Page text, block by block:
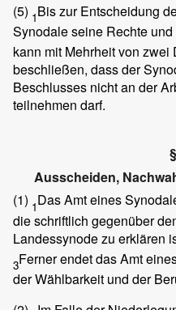
(5) 1Bis zur Entscheidung
Synodale seine Rechte
kann mit Mehrheit von
beschließen, dass der
Beschlusses nicht an der
teilnehmen darf.
Ausscheiden,
(1) 1Das Amt eines
die schriftlich gegenüber
Landessynode zu erklären
3Ferner endet das Amt
der Wählbarkeit und der